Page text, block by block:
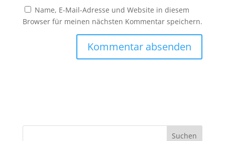
Name, E-Mail-Adresse und Website in diesem
Browser für meinen nächsten Kommentar speichern.
Suchen